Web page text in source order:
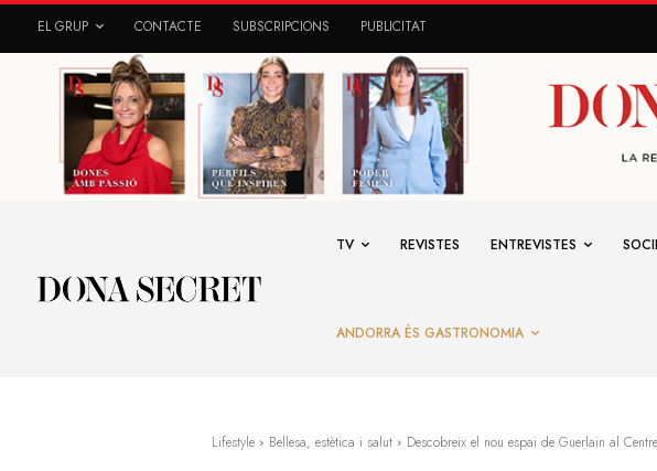
EL GRUP CONTACTE SUBSCRIPCIONS PUBLICITAT
TV REVISTES ENTREVISTES
ANDORRA ÉS GASTRONOMIA
Lifestyle Bellesa, estètica i salut Descobreix el nou espai de Guerlain al